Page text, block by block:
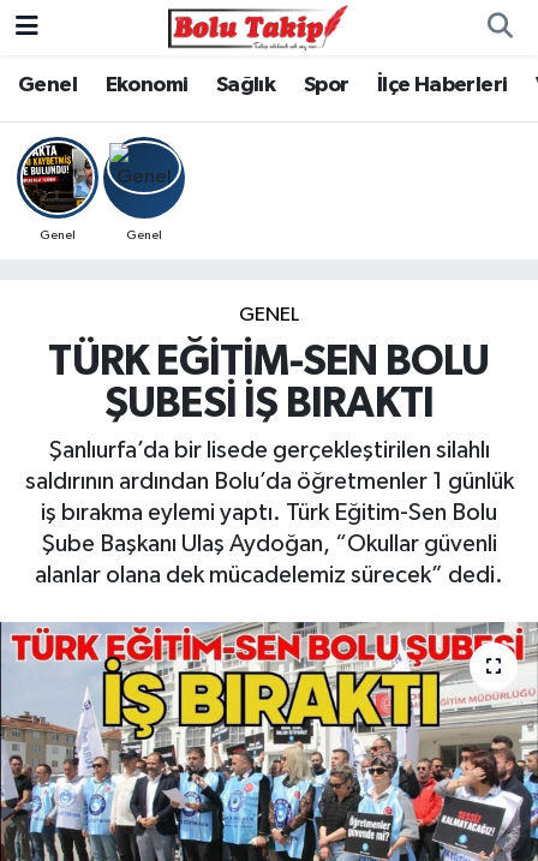
Genel Ekonomi Sağlık Spor İlçe Haberleri
Genel Genel
GENEL
TÜRK EĞİTİM-SEN BOLU
ŞUBESİ İŞ BIRAKTI
Şanlıurfa’da bir lisede gerçekleştirilen silahlı
saldırının ardından Bolu’da öğretmenler 1 günlük
iş bırakma eylemi yaptı. Türk Eğitim-Sen Bolu
Şube Başkanı Ulaş Aydoğan, “Okullar güvenli
alanlar olana dek mücadelemiz sürecek” dedi.